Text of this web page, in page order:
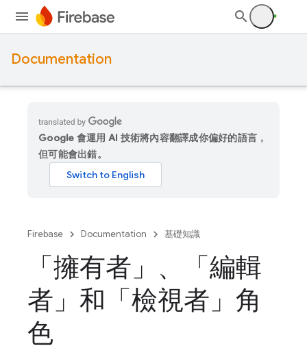
Documentation
Google 會運用 AI 技術將內容翻譯成你偏好的語言，
但可能會出錯。
Firebase Documentation 基礎知識
「擁有者」、「編輯
者」和「檢視者」角
色